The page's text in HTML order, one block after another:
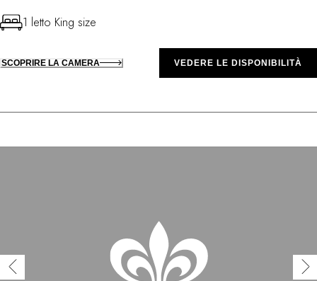
1 letto King size
SCOPRIRE LA CAMERA VEDERE LE DISPONIBILITÀ